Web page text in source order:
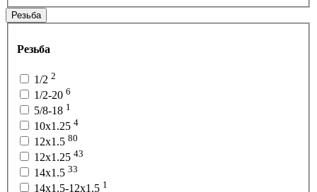
Резьба
Резьба
1/2 2
1/2-20 6
5/8-18 1
10x1.25 4
12x1.5 80
12x1.25 43
14x1.5 33
14x1.5-12x1.5 1